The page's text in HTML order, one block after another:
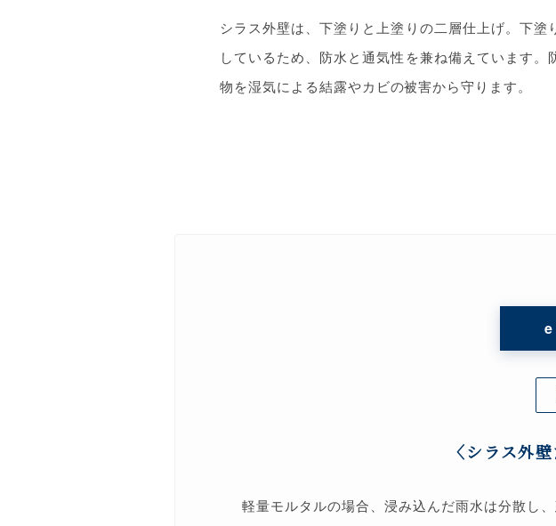
シラス外壁は、下塗りと上塗りの二層仕上げ。下
しているため、防水と通気性を兼ね備えています
物を湿気による結露やカビの被害から守ります。
〈シラス外
軽量モルタルの場合、浸み込んだ雨水は分散し